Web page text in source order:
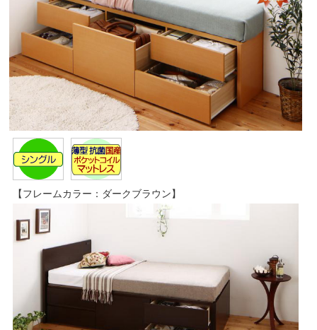
【フレームカラー：ダークブラウン】